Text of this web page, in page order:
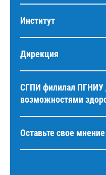
Институт
Дирекция
СГПИ филилал ПГНИУ
возможностями
Оставьте свое